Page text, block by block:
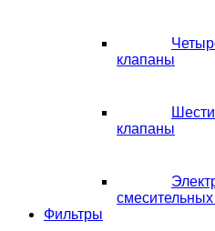
клапаны
клапаны
Фильтры